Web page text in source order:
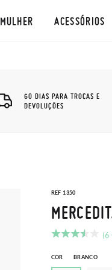
MULHER ACESSÓRIOS
60 DIAS PARA TROCAS E
DEVOLUÇÕES
REF 1350
(6
COR BRANCO